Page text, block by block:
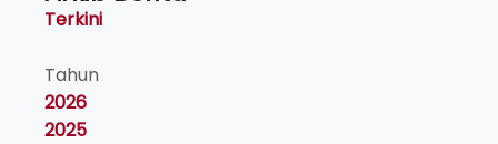
Terkini
Tahun
2026
2025